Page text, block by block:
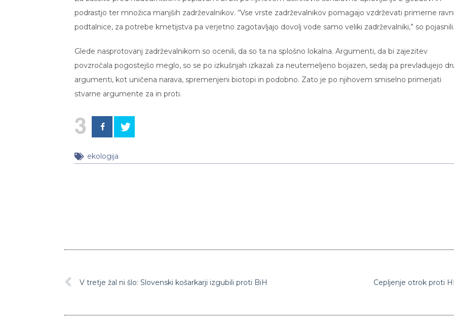
podrastjo ter množica manjših zadrževalnikov. “Vse vrste zadrževalnikov pomagajo vzdrževati primerne ravni
podtalnice, za potrebe kmetijstva pa verjetno zagotavljajo dovolj vode samo veliki zadrževalniki,” so pojasnili.
Glede nasprotovanj zadrževalnikom so ocenili, da so ta na splošno lokalna. Argumenti, da bi zajezitev
povzročala pogostejšo meglo, so se po izkušnjah izkazali za neutemeljeno bojazen, sedaj pa prevladujejo
argumenti, kot uničena narava, spremenjeni biotopi in podobno. Zato je po njihovem smiselno primerjati
stvarne argumente za in proti.
3
ekologija
V tretje žal ni šlo: Slovenski košarkarji izgubili proti BiH Cepljenje otrok proti